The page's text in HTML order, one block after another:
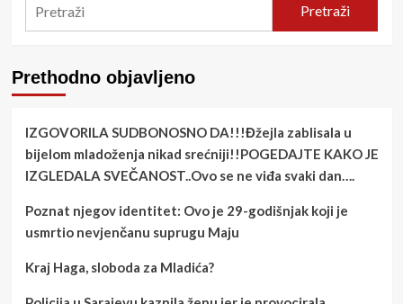
Pretraži
Prethodno objavljeno
IZGOVORILA SUDBONOSNO DA!!!Đžejla zablisala u
bijelom mladoženja nikad srećniji!!POGEDAJTE KAKO JE
IZGLEDALA SVEČANOST..Ovo se ne viđa svaki dan….
Poznat njegov identitet: Ovo je 29-godišnjak koji je
usmrtio nevjenčanu suprugu Maju
Kraj Haga, sloboda za Mladića?